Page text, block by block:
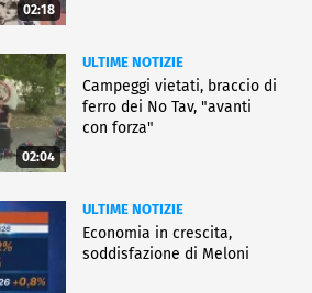
02:18
02:04
ULTIME NOTIZIE
Campeggi vietati, braccio di
ferro dei No Tav, "avanti
con forza"
ULTIME NOTIZIE
Economia in crescita,
soddisfazione di Meloni